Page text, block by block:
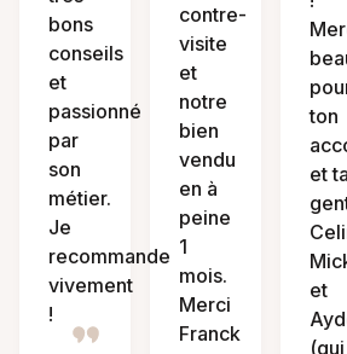
bons
conseils
et
passionné
par
son
métier.
Je
recommande
vivement
!
contre-
visite
et
notre
bien
vendu
en à
peine
1
mois.
Merci
Franck
ton
et ta
et
(qui